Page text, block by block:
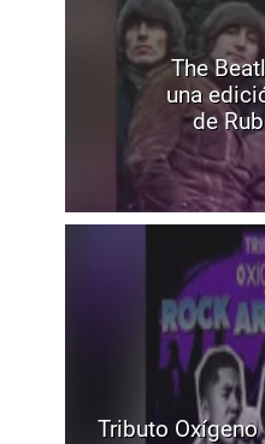
The
una
de
Tributo